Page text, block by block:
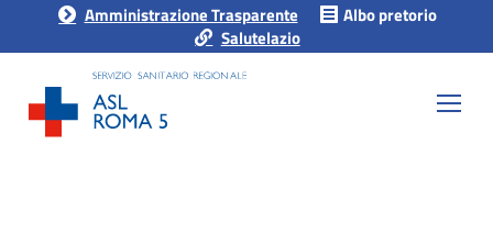
Amministrazione Trasparente
Albo pretorio
Salutelazio